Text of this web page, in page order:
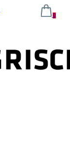
0